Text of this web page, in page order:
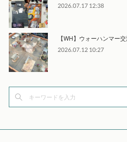
2026.07.17 12:38
【WH】ウォーハンマー
2026.07.12 10:27